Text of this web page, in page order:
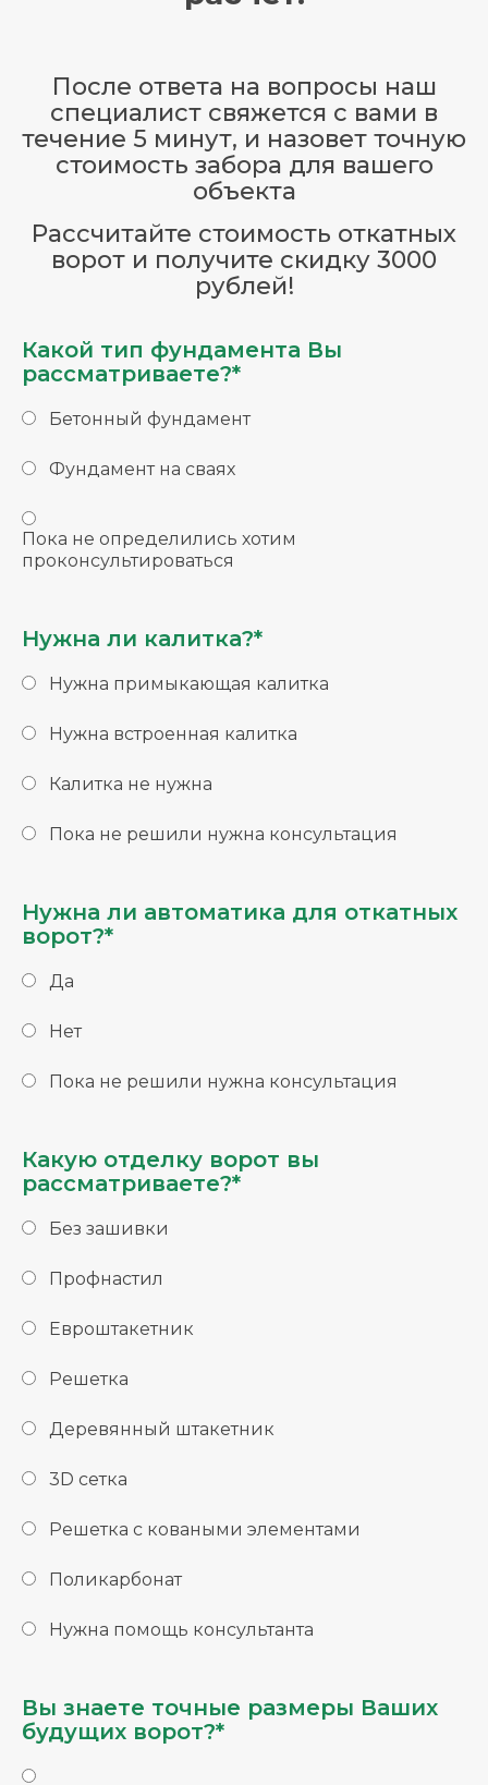
После ответа на вопросы наш
специалист свяжется с вами в
течение 5 минут, и назовет точную
стоимость забора для вашего
объекта
Рассчитайте стоимость откатных
ворот и получите скидку 3000
рублей!
Какой тип фундамента Вы
рассматриваете?*
Бетонный фундамент
Фундамент на сваях
Пока не определились хотим
проконсультироваться
Нужна ли калитка?*
Нужна примыкающая калитка
Нужна встроенная калитка
Калитка не нужна
Пока не решили нужна консультация
Нужна ли автоматика для откатных
ворот?*
Да
Нет
Пока не решили нужна консультация
Какую отделку ворот вы
рассматриваете?*
Без зашивки
Профнастил
Евроштакетник
Решетка
Деревянный штакетник
3D сетка
Решетка с коваными элементами
Поликарбонат
Нужна помощь консультанта
Вы знаете точные размеры Ваших
будущих ворот?*